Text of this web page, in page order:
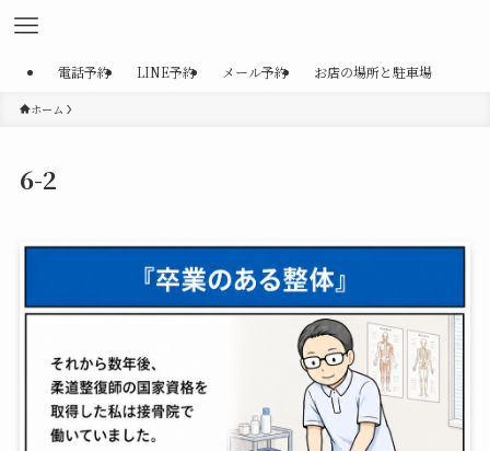
電話予約 LINE予約 メール予約 お店の場所と駐車場
ホーム
6-2